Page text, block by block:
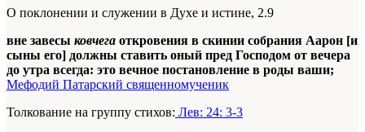
О поклонении и служении в Духе и истине, 2.9
вне завесы ковчега откровения в скинии собрания Аарон [и
сыны его] должны ставить оный пред Господом от вечера
до утра всегда: это вечное постановление в роды ваши;
Мефодий Патарский священномученик
Толкование на группу стихов: Лев: 24: 3-3